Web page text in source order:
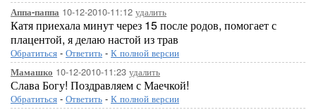
Аппа-паппа 10-12-2010-11:12 удалить
Катя приехала минут через 15 после родов, помогает с
плацентой, я делаю настой из трав
Обратиться - Ответить - К полной версии
Мамашко 10-12-2010-11:23 удалить
Слава Богу! Поздравляем с Маечкой!
Обратиться - Ответить - К полной версии